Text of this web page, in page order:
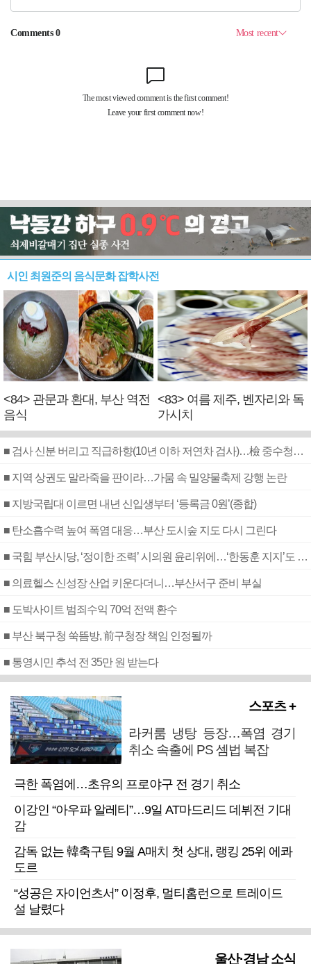
시인 최원준의 음식문화 잡학사전
<84> 관문과 환대, 부산 역전
음식
<83> 여름 제주, 벤자리와 독
가시치
■ 검사 신분 버리고 직급하향(10년 이하 저연차 검사)…檢 중수청행 기피
■ 지역 상권도 말라죽을 판이라…가뭄 속 밀양물축제 강행 논란
■ 지방국립대 이르면 내년 신입생부터 ‘등록금 0원’(종합)
■ 탄소흡수력 높여 폭염 대응…부산 도시숲 지도 다시 그린다
■ 국힘 부산시당, ‘정이한 조력’ 시의원 윤리위에…‘한동훈 지지’도 신고접수
■ 의료헬스 신성장 산업 키운다더니…부산서구 준비 부실
■ 도박사이트 범죄수익 70억 전액 환수
■ 부산 북구청 쑥뜸방, 前구청장 책임 인정될까
■ 통영시민 추석 전 35만 원 받는다
스포츠 +
라커룸 냉탕 등장…폭염 경기
취소 속출에 PS 셈법 복잡
극한 폭염에…초유의 프로야구 전 경기 취소
이강인 “아우파 알레티”…9일 AT마드리드 데뷔전 기대
감
감독 없는 韓축구팀 9월 A매치 첫 상대, 랭킹 25위 에콰
도르
“성공은 자이언츠서” 이정후, 멀티홈런으로 트레이드
설 날렸다
울산·경남 소식